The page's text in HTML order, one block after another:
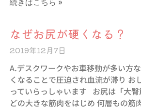
続きはこちら »
なぜお尻が硬くなる？
2019年12月7日
A.デスクワークやお車移動が多い方
くなることで圧迫され血流が滞り お
っていらっしゃいます お尻は「大
どの大きな筋肉をはじめ 何層もの筋